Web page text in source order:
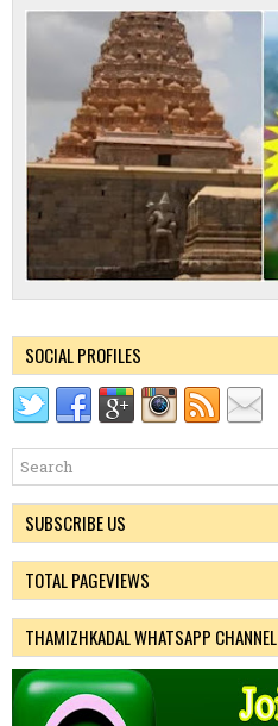
SOCIAL PROFILES
SUBSCRIBE US
TOTAL PAGEVIEWS
THAMIZHKADAL WHATSAPP CHANNEL